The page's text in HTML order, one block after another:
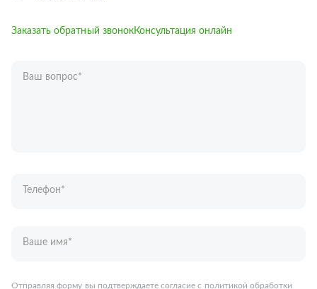
Заказать обратный звонокКонсультация онлайн
Ваш вопрос*
Запчасти для грузовых автомобилей